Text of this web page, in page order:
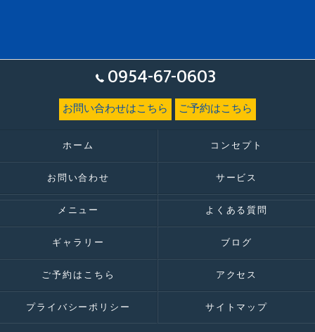
0954-67-0603
お問い合わせはこちら ご予約はこちら
ホーム コンセプト
お問い合わせ サービス
メニュー よくある質問
ギャラリー ブログ
ご予約はこちら アクセス
プライバシーポリシー サイトマップ